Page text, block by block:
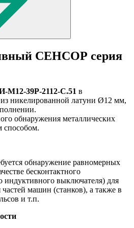
СЕНСОР серия
М12-39Р-2112-С.51 в
никелированной латуни Ø12 мм,
обнаружения металлических
способом.
обнаружение равномерных
бесконтактного
индуктивного выключателя) для
машин (станков), а также в
и т.п.